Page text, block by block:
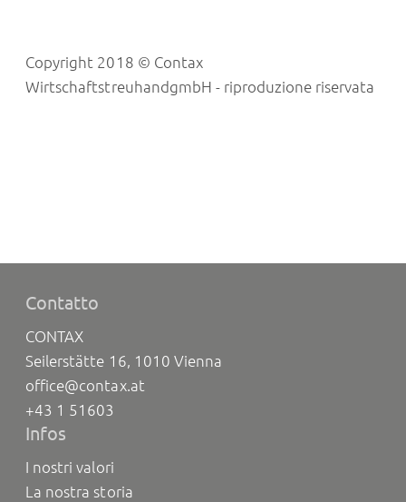
Copyright 2018 © Contax
WirtschaftstreuhandgmbH - riproduzione riservata
Contatto
CONTAX
Seilerstätte 16, 1010 Vienna
office@contax.at
+43 1 51603
Infos
I nostri valori
La nostra storia